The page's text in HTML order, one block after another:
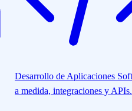
Desarrollo de Aplicaciones
a medida, integraciones y APIs.